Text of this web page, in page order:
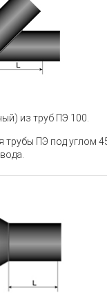
из труб ПЭ 100
трубы ПЭ под углом